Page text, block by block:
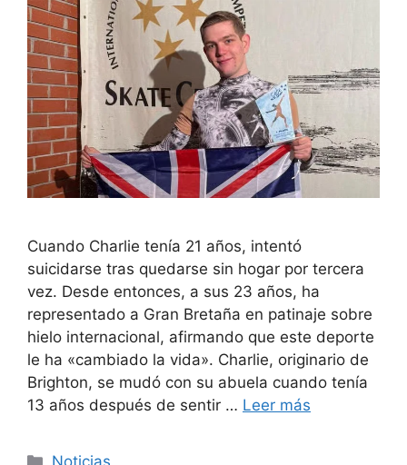
Cuando Charlie tenía 21 años, intentó
suicidarse tras quedarse sin hogar por tercera
vez. Desde entonces, a sus 23 años, ha
representado a Gran Bretaña en patinaje sobre
hielo internacional, afirmando que este deporte
le ha «cambiado la vida». Charlie, originario de
Brighton, se mudó con su abuela cuando tenía
13 años después de sentir … Leer más
Categorías